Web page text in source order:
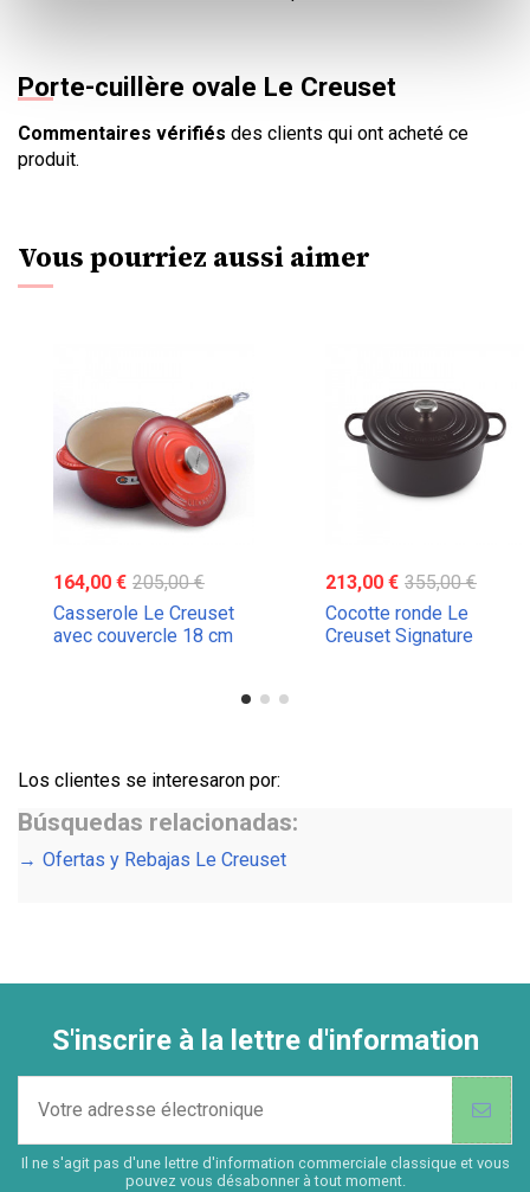
Porte-cuillère ovale Le Creuset
Commentaires vérifiés des clients qui ont acheté ce
produit.
Vous pourriez aussi aimer
164,00 € 205,00 €
Casserole Le Creuset
avec couvercle 18 cm
213,00 € 355,00 €
Cocotte ronde Le
Creuset Signature
Los clientes se interesaron por:
Búsquedas relacionadas:
Ofertas y Rebajas Le Creuset
S'inscrire à la lettre d'information
Il ne s'agit pas d'une lettre d'information commerciale classique et vous
pouvez vous désabonner à tout moment.